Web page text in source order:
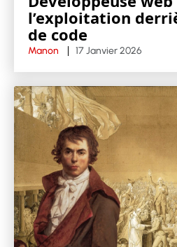
l’exploitation
de code
Manon 17 Janvier 2026